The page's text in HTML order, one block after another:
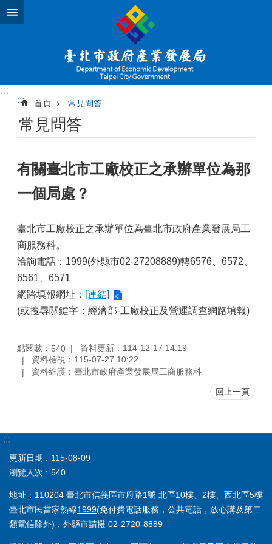
跳到主要內容區塊
:::
:::
首頁 常見問答
常見問答
有關臺北市工廠校正之承辦單位為那
一個局處？
臺北市工廠校正之承辦單位為臺北市政府產業發展局工
商服務科。
洽詢電話：1999(外縣市02-27208889)轉6576、6572、
6561、6571
網路填報網址： [連結]
(或搜尋關鍵字：經濟部-工廠校正及營運調查網路填報)
點閱數： 540
資料更新：114-12-17 14:19
資料檢視：115-07-27 10:22
資料維護：臺北市政府產業發展局工商服務科
回上一頁
:::
更新日期
115-08-09
瀏覽人次
540
地址：110204 臺北市信義區市府路1號 北區10樓、2樓、西北區5樓
臺北市民當家熱線1999(免付費電話服務，公共電話，放心講及第二
類電信除外)，外縣市請撥 02-2720-8889